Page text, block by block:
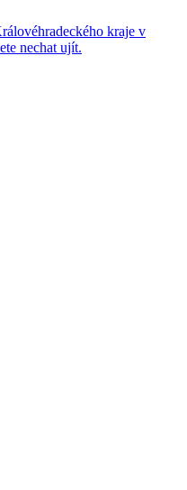
kraje v
nechat ujít.